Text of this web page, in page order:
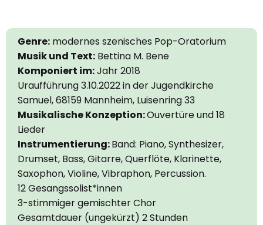
Genre: modernes szenisches Pop-Oratorium
Musik und Text: Bettina M. Bene
Komponiert im:Jahr 2018
Uraufführung 3.10.2022 in der Jugendkirche
Samuel, 68159 Mannheim, Luisenring 33
Musikalische Konzeption:Ouvertüre und 18
Lieder
Instrumentierung:Band: Piano, Synthesizer,
Drumset, Bass, Gitarre, Querflöte, Klarinette,
Saxophon, Violine, Vibraphon, Percussion.
12 Gesangssolist*innen
3-stimmiger gemischter Chor
Gesamtdauer (ungekürzt) 2 Stunden